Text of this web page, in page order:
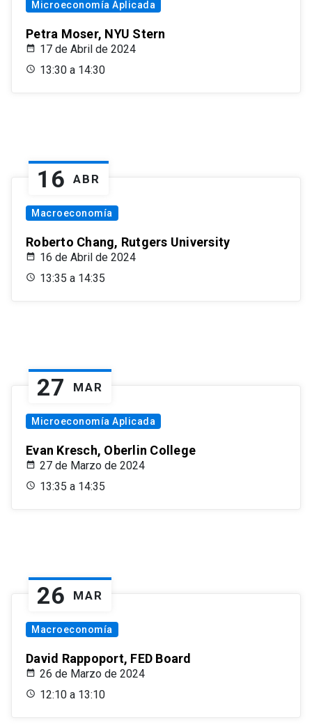
Microeconomía Aplicada
Petra Moser, NYU Stern
17 de Abril de 2024
13:30 a 14:30
16 ABR
Macroeconomía
Roberto Chang, Rutgers University
16 de Abril de 2024
13:35 a 14:35
27 MAR
Microeconomía Aplicada
Evan Kresch, Oberlin College
27 de Marzo de 2024
13:35 a 14:35
26 MAR
Macroeconomía
David Rappoport, FED Board
26 de Marzo de 2024
12:10 a 13:10